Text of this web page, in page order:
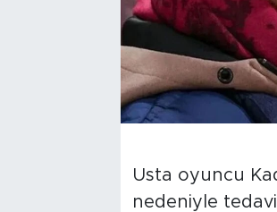
Usta oyuncu
nedeniyle